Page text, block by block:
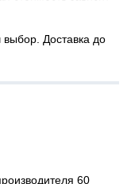
Доставка до
60